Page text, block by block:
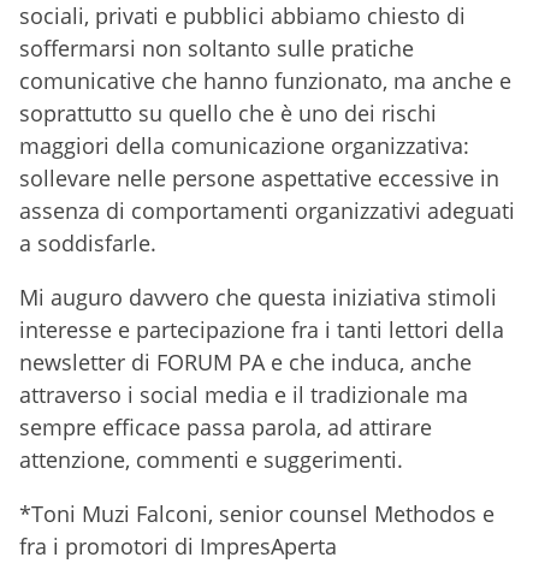
sociali, privati e pubblici abbiamo chiesto di
soffermarsi non soltanto sulle pratiche
comunicative che hanno funzionato, ma anche e
soprattutto su quello che è uno dei rischi
maggiori della comunicazione organizzativa:
sollevare nelle persone aspettative eccessive in
assenza di comportamenti organizzativi adeguati
a soddisfarle.
Mi auguro davvero che questa iniziativa stimoli
interesse e partecipazione fra i tanti lettori della
newsletter di FORUM PA e che induca, anche
attraverso i social media e il tradizionale ma
sempre efficace passa parola, ad attirare
attenzione, commenti e suggerimenti.
*Toni Muzi Falconi, senior counsel Methodos e
fra i promotori di ImpresAperta